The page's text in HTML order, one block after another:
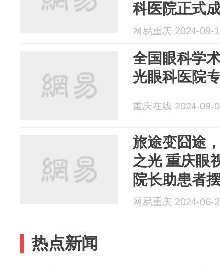
科医院正式
网易重庆 2024-09-
全国眼科学术大
光眼科医院
重庆在线 2024-09-
旅途变囧途
之光 重庆眼视光眼科医院匡毅副
院长助患者
网易重庆 2024-06-
热点新闻